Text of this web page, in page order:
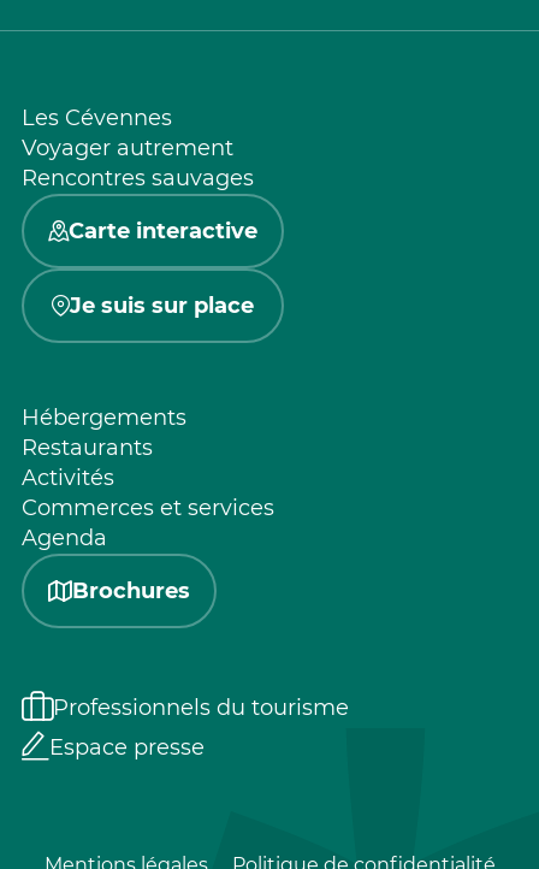
Les Cévennes
Voyager autrement
Rencontres sauvages
Carte interactive
Je suis sur place
Hébergements
Restaurants
Activités
Commerces et services
Agenda
Brochures
Professionnels du tourisme
Espace presse